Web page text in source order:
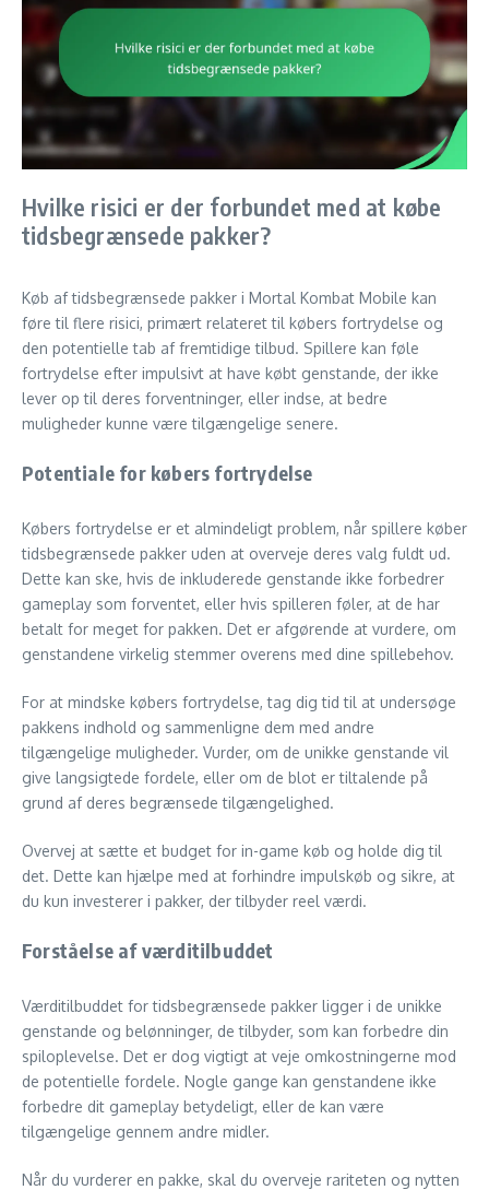
Hvilke risici er der forbundet med at købe
tidsbegrænsede pakker?
Køb af tidsbegrænsede pakker i Mortal Kombat Mobile kan
føre til flere risici, primært relateret til købers fortrydelse og
den potentielle tab af fremtidige tilbud. Spillere kan føle
fortrydelse efter impulsivt at have købt genstande, der ikke
lever op til deres forventninger, eller indse, at bedre
muligheder kunne være tilgængelige senere.
Potentiale for købers fortrydelse
Købers fortrydelse er et almindeligt problem, når spillere køber
tidsbegrænsede pakker uden at overveje deres valg fuldt ud.
Dette kan ske, hvis de inkluderede genstande ikke forbedrer
gameplay som forventet, eller hvis spilleren føler, at de har
betalt for meget for pakken. Det er afgørende at vurdere, om
genstandene virkelig stemmer overens med dine spillebehov.
For at mindske købers fortrydelse, tag dig tid til at undersøge
pakkens indhold og sammenligne dem med andre
tilgængelige muligheder. Vurder, om de unikke genstande vil
give langsigtede fordele, eller om de blot er tiltalende på
grund af deres begrænsede tilgængelighed.
Overvej at sætte et budget for in-game køb og holde dig til
det. Dette kan hjælpe med at forhindre impulskøb og sikre, at
du kun investerer i pakker, der tilbyder reel værdi.
Forståelse af værditilbuddet
Værditilbuddet for tidsbegrænsede pakker ligger i de unikke
genstande og belønninger, de tilbyder, som kan forbedre din
spiloplevelse. Det er dog vigtigt at veje omkostningerne mod
de potentielle fordele. Nogle gange kan genstandene ikke
forbedre dit gameplay betydeligt, eller de kan være
tilgængelige gennem andre midler.
Når du vurderer en pakke, skal du overveje rariteten og nytten